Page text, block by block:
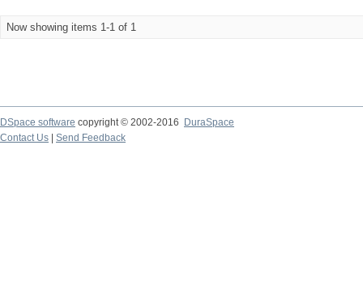
Now showing items 1-1 of 1
DSpace software copyright © 2002-2016
DuraSpace
Contact Us
Send Feedback